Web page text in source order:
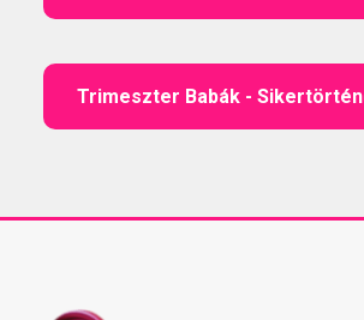
Trimeszter Babák -